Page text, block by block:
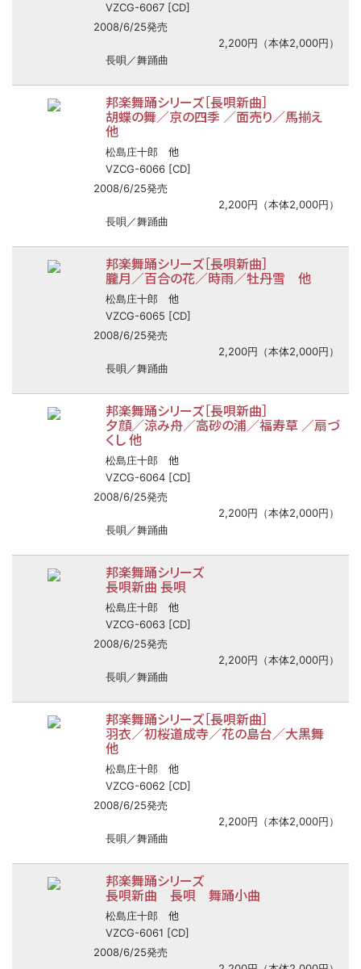
VZCG-6067 [CD]
2008/6/25発売
2,200円（本体2,000円）
長唄／舞踊曲
邦楽舞踊シリーズ［長唄新曲］
胡蝶の舞／京の四季 ／面売り／馬揃え
他
松島庄十郎 他
VZCG-6066 [CD]
2008/6/25発売
2,200円（本体2,000円）
長唄／舞踊曲
邦楽舞踊シリーズ［長唄新曲］
朧月／百合の花／時雨／牡丹雪 他
松島庄十郎 他
VZCG-6065 [CD]
2008/6/25発売
2,200円（本体2,000円）
長唄／舞踊曲
邦楽舞踊シリーズ［長唄新曲］
夕顔／涼み舟／高砂の浦／福寿草 ／扇づ
くし 他
松島庄十郎 他
VZCG-6064 [CD]
2008/6/25発売
2,200円（本体2,000円）
長唄／舞踊曲
邦楽舞踊シリーズ
長唄新曲 長唄
松島庄十郎 他
VZCG-6063 [CD]
2008/6/25発売
2,200円（本体2,000円）
長唄／舞踊曲
邦楽舞踊シリーズ［長唄新曲］
羽衣／初桜道成寺／花の島台／大黒舞
他
松島庄十郎 他
VZCG-6062 [CD]
2008/6/25発売
2,200円（本体2,000円）
長唄／舞踊曲
邦楽舞踊シリーズ
長唄新曲 長唄 舞踊小曲
松島庄十郎 他
VZCG-6061 [CD]
2008/6/25発売